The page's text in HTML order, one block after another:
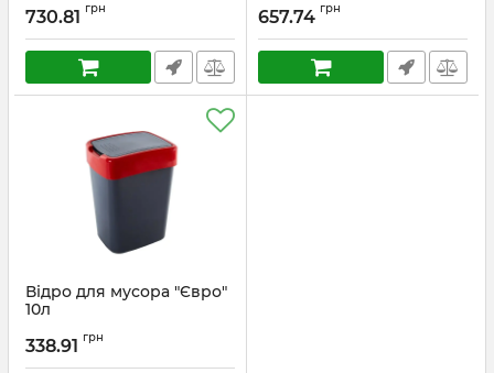
730.81 грн 657.74 грн
Відро для мусора "Євро"
10л
338.91 грн